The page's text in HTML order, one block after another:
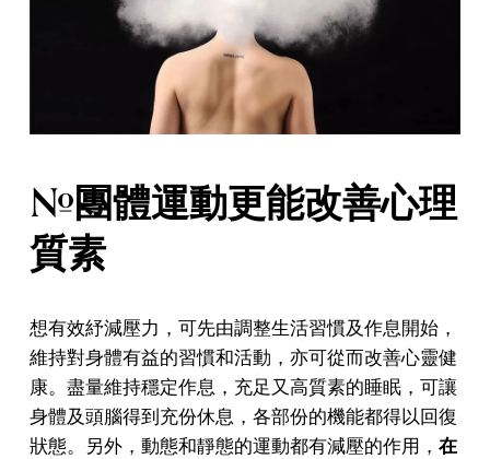
#團體運動更能改善心理
質素
想有效紓減壓力，可先由調整生活習慣及作息開始，
維持對身體有益的習慣和活動，亦可從而改善心靈健
康。盡量維持穩定作息，充足又高質素的睡眠，可讓
身體及頭腦得到充份休息，各部份的機能都得以回復
狀態。另外，動態和靜態的運動都有減壓的作用， 在